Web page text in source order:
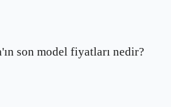
son model fiyatları nedir?